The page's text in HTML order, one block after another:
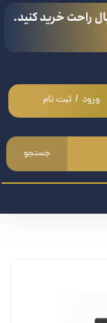
جستجو
ورود / ثبت نام
راحت خرید کنید.